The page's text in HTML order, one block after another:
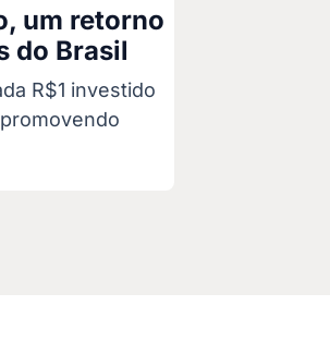
um retorno
do Brasil
R$1 investido